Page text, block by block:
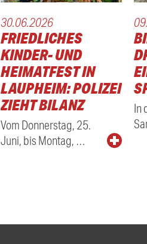
30.06.2026
FRIEDLICHES
KINDER- UND
HEIMATFEST IN
LAUPHEIM: POLIZEI
ZIEHT BILANZ
Vom Donnerstag, 25.
Juni, bis Montag, …
In